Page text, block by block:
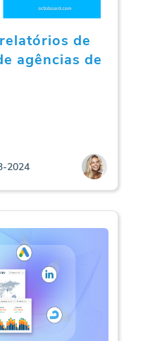
de
agências de
2024